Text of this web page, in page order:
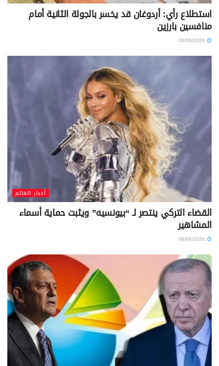
استطلاع رأي: أردوغان قد يخسر بالجولة الثانية أمام
منافسين بارزين
أخبار العالم
القضاء التركي ينتصر لـ “بيونسيه” ويثبت حماية أسماء
المشاهير